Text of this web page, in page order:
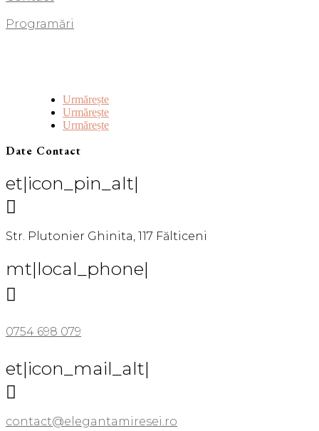
Programări
Urmărește
Urmărește
Urmărește
Date Contact
et|icon_pin_alt|

Str. Plutonier Ghinita, 117 Fălticeni
mt|local_phone|

0754 698 079
et|icon_mail_alt|

contact@elegantamiresei.ro